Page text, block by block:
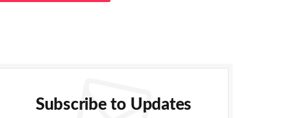
Subscribe to Updates